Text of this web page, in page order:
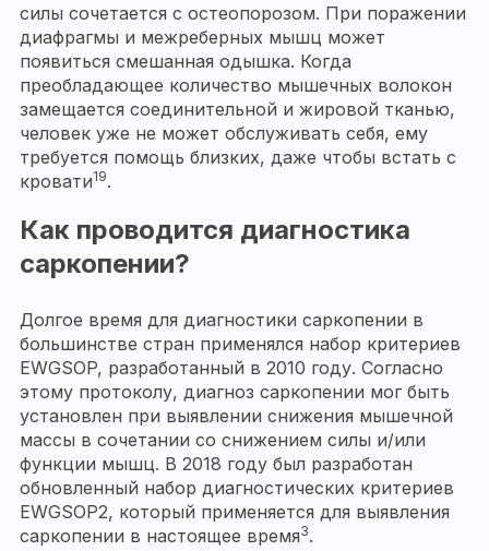
силы сочетается с остеопорозом. При поражении
диафрагмы и межреберных мышц может
появиться смешанная одышка. Когда
преобладающее количество мышечных волокон
замещается соединительной и жировой тканью,
человек уже не может обслуживать себя, ему
требуется помощь близких, даже чтобы встать с
кровати19.
Как проводится диагностика
саркопении?
Долгое время для диагностики саркопении в
большинстве стран применялся набор критериев
EWGSOP, разработанный в 2010 году. Согласно
этому протоколу, диагноз саркопении мог быть
установлен при выявлении снижения мышечной
массы в сочетании со снижением силы и/или
функции мышц. В 2018 году был разработан
обновленный набор диагностических критериев
EWGSOP2, который применяется для выявления
саркопении в настоящее время3.